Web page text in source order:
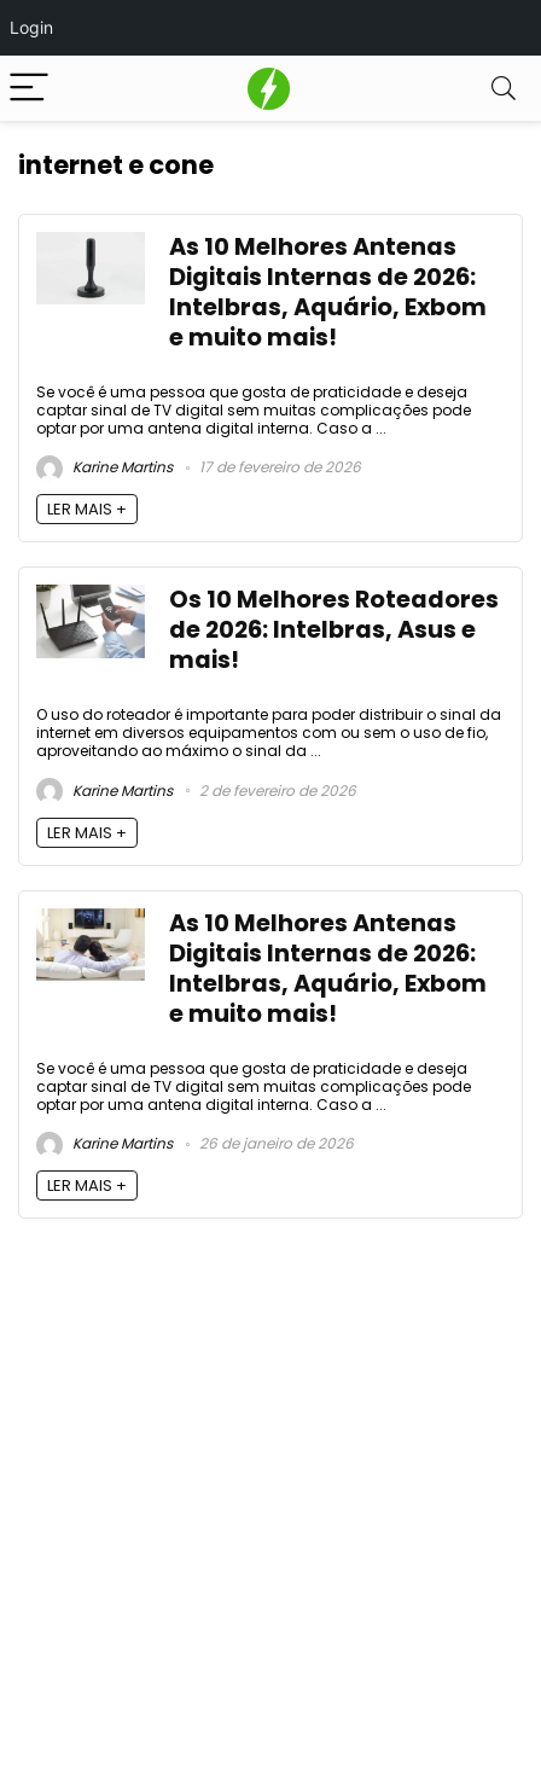
Login
internet e cone
As 10 Melhores Antenas
Digitais Internas de 2026:
Intelbras, Aquário, Exbom
e muito mais!
Se você é uma pessoa que gosta de praticidade e deseja
captar sinal de TV digital sem muitas complicações pode
optar por uma antena digital interna. Caso a ...
Karine Martins
17 de fevereiro de 2026
LER MAIS +
Os 10 Melhores Roteadores
de 2026: Intelbras, Asus e
mais!
O uso do roteador é importante para poder distribuir o sinal da
internet em diversos equipamentos com ou sem o uso de fio,
aproveitando ao máximo o sinal da ...
Karine Martins
2 de fevereiro de 2026
LER MAIS +
As 10 Melhores Antenas
Digitais Internas de 2026:
Intelbras, Aquário, Exbom
e muito mais!
Se você é uma pessoa que gosta de praticidade e deseja
captar sinal de TV digital sem muitas complicações pode
optar por uma antena digital interna. Caso a ...
Karine Martins
26 de janeiro de 2026
LER MAIS +